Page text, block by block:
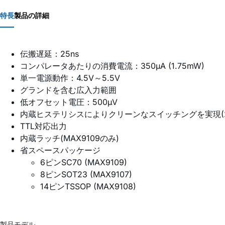
特長製品の詳細
伝搬遅延：25ns
コンパレータあたりの消費電流：350µA (1.75mW)
単一電源動作：4.5V～5.5V
グランドを含む広入力範囲
低オフセット電圧：500µV
内蔵ヒステリシスによりクリーンなスイッチングを実現
TTL対応出力
内蔵ラッチ(MAX9109のみ)
省スペースパッケージ
6ピンSC70 (MAX9109)
8ピンSOT23 (MAX9107)
14ピンTSSOP (MAX9108)